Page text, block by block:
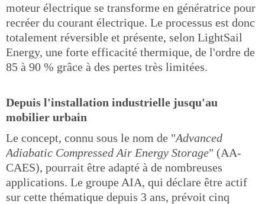
moteur électrique se transforme en génératrice pour
recréer du courant électrique. Le processus est donc
totalement réversible et présente, selon LightSail
Energy, une forte efficacité thermique, de l'ordre de
85 à 90 % grâce à des pertes très limitées.
Depuis l'installation industrielle jusqu'au
mobilier urbain
Le concept, connu sous le nom de "Advanced
Adiabatic Compressed Air Energy Storage" (AA-
CAES), pourrait être adapté à de nombreuses
applications. Le groupe AIA, qui déclare être actif
sur cette thématique depuis 3 ans, prévoit cinq